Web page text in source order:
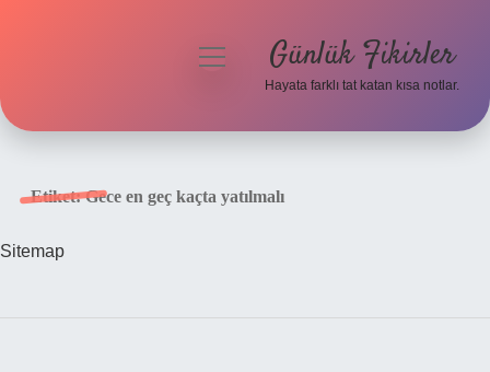
menüyü
Günlük Fikirler
Hayata farklı tat katan kısa notlar.
Etiket:Gece en geç kaçta yatılmalı
Sitemap